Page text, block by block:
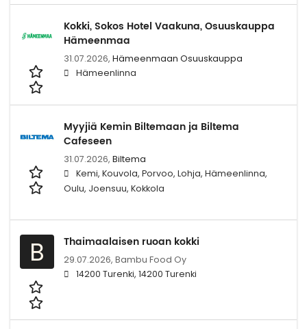
Kokki, Sokos Hotel Vaakuna, Osuuskauppa
Hämeenmaa
31.07.2026, Hämeenmaan Osuuskauppa
Hämeenlinna
Myyjiä Kemin Biltemaan ja Biltema
Cafeseen
31.07.2026, Biltema
Kemi, Kouvola, Porvoo, Lohja, Hämeenlinna,
Oulu, Joensuu, Kokkola
B Thaimaalaisen ruoan kokki
29.07.2026, Bambu Food Oy
14200 Turenki, 14200 Turenki